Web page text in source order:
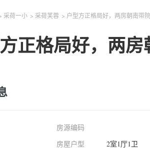
采荷一小 > 采荷芙蓉 > 户型方正格局好，两房朝南带
正格局好，两
房源编码
房屋户型
2室1厅1卫